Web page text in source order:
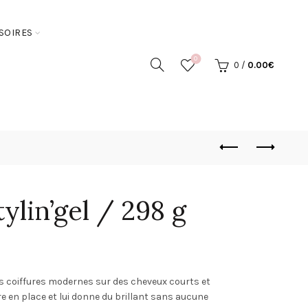
0
0 / 0.00€
/ 298 g
coiffures modernes sur des cheveux courts et
en place et lui donne du brillant sans aucune